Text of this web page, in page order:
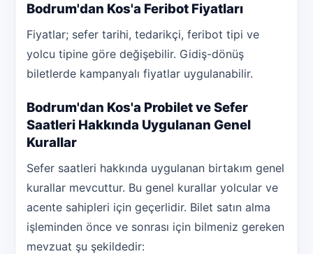
Bodrum'dan Kos'a Feribot Fiyatları
Fiyatlar; sefer tarihi, tedarikçi, feribot tipi ve
yolcu tipine göre değişebilir. Gidiş-dönüş
biletlerde kampanyalı fiyatlar uygulanabilir.
Bodrum'dan Kos'a Probilet ve Sefer
Saatleri Hakkında Uygulanan Genel
Kurallar
Sefer saatleri hakkında uygulanan birtakım genel
kurallar mevcuttur. Bu genel kurallar yolcular ve
acente sahipleri için geçerlidir. Bilet satın alma
işleminden önce ve sonrası için bilmeniz gereken
mevzuat şu şekildedir: